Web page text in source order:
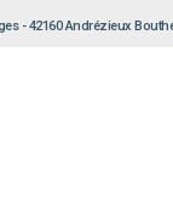
- 42160 Andrézieux